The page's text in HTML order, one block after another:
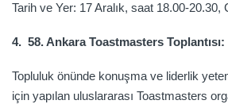
Tarih ve Yer: 17 Aralık, saat 18.00-20.30,
4. 58. Ankara Toastmasters
Topluluk önünde konuşma ve liderlik
için yapılan uluslararası Toastmasters